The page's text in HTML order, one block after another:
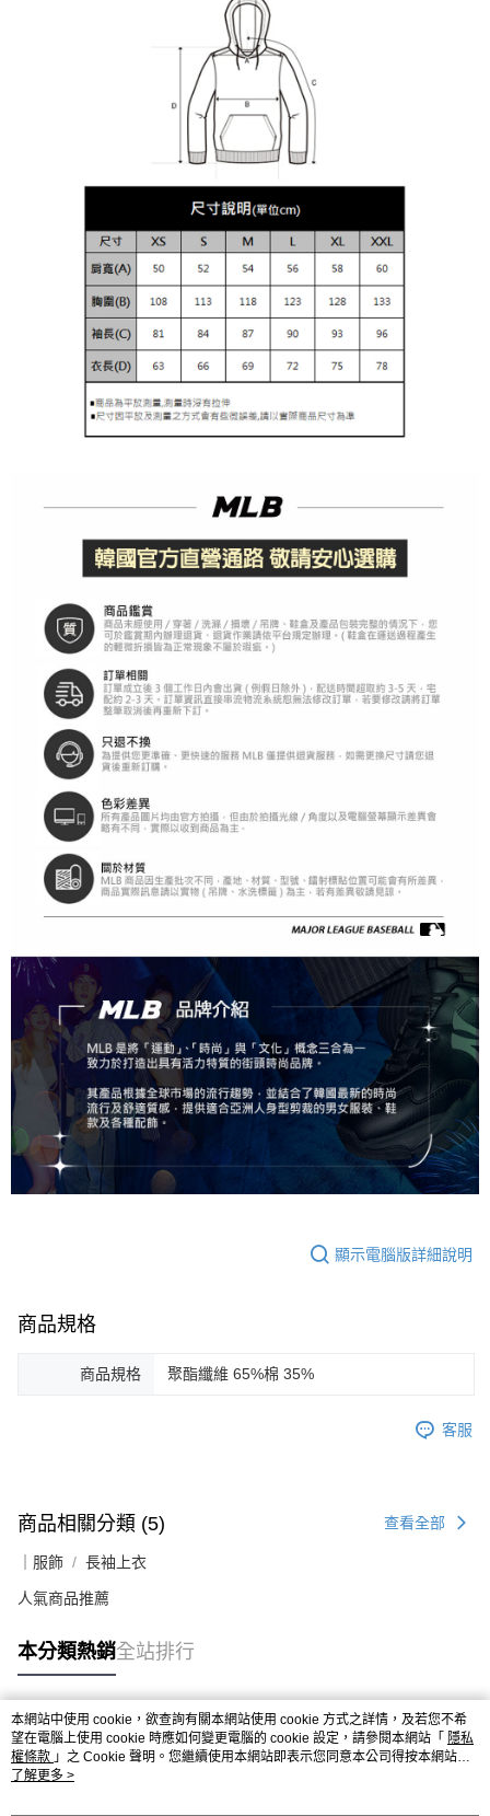
顯示電腦版詳細說明
商品規格
商品規格 聚酯纖維 65%棉 35%
客服
商品相關分類 (5) 查看全部
｜服飾 長袖上衣
人氣商品推薦
本分類熱銷全站排行
熱門標籤
本網站中使用 cookie，欲查詢有關本網站使用 cookie 方式之詳情，及若您不希
望在電腦上使用 cookie 時應如何變更電腦的 cookie 設定，請參閱本網站「 隱私
權條款 」之 Cookie 聲明。您繼續使用本網站即表示您同意本公司得按本網站使
用條款之 Cookie 聲明使用 cookie。
了解更多 >